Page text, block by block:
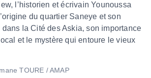
l’historien et écrivain Younoussa
du quartier Saneye et son
la Cité des Askia, son importance
et le mystère qui entoure le vieux
TOURE / AMAP